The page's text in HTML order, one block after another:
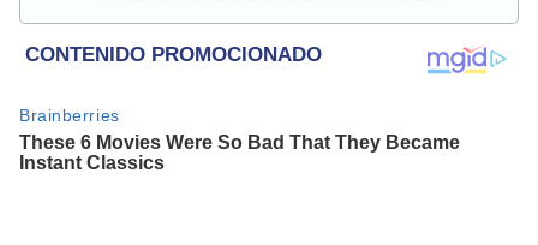
internacional, trucos caseros y educación.